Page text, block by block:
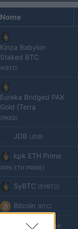
Nome
Kinza Babylon
Staked BTC
(KBTC)
Eureka Bridged PAX
Gold (Terra
(PAXG)
JDB (JDB)
kpk ETH Prime
(KPK ETH PRIME)
SyBTC (SYBTC)
Bitcoin (BTC)
Ethereum (ETH)